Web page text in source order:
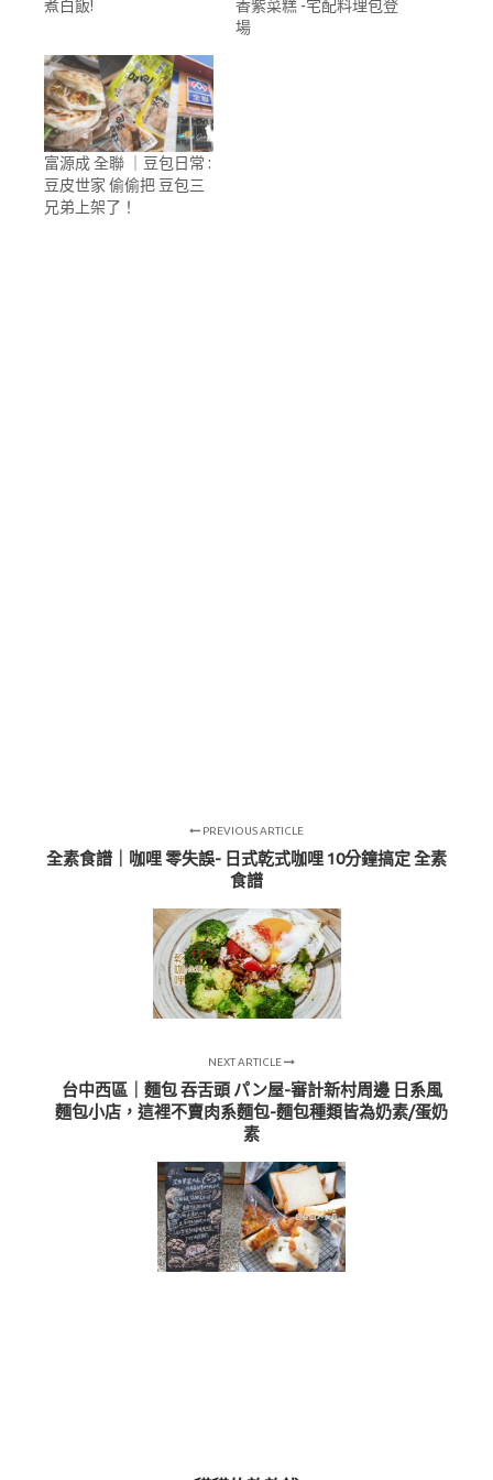
煮白飯!
香紫菜糕 -宅配料理包登
場
富源成 全聯 ｜豆包日常 :
豆皮世家 偷偷把 豆包三
兄弟上架了！
PREVIOUS ARTICLE
全素食譜｜咖哩 零失誤- 日式乾式咖哩 10分鐘搞定 全素
食譜
NEXT ARTICLE
台中西區｜麵包 吞舌頭 パン屋-審計新村周邊 日系風
麵包小店，這裡不賣肉系麵包-麵包種類皆為奶素/蛋奶
素